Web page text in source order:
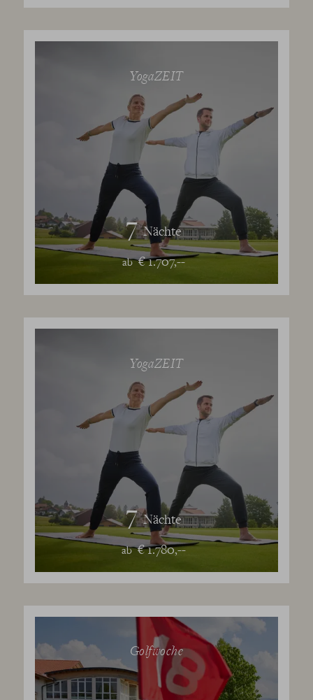
Golfwoche
YogaZEIT
7 Nächte
ab € 1.707,--
YogaZEIT
7 Nächte
ab € 1.780,--